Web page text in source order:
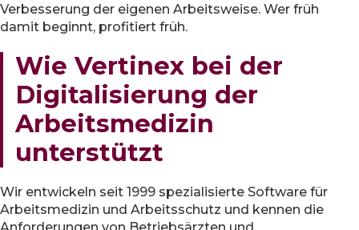
Verbesserung der eigenen Arbeitsweise. Wer früh
damit beginnt, profitiert früh.
Wie Vertinex bei der
Digitalisierung der
Arbeitsmedizin
unterstützt
Wir entwickeln seit 1999 spezialisierte Software für
Arbeitsmedizin und Arbeitsschutz und kennen die
Anforderungen von Betriebsärzten und